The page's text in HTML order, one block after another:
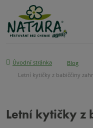
Úvodní stránka Blog
Letní kytičky z babiččiny
Letní kytičky z